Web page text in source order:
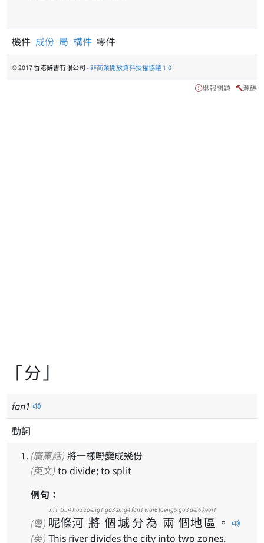
機件 成份 局 構件 零件
© 2017 香港辭書有限公司 -非商業開放資料授權協議 1.0
舉報問題 源碼
「分」
fan1
動詞
(廣東話) 將一樣嘢變成幾份
(英文) to divide; to split
例句：
(粵) 呢
ni1
條
tiu4
河
ho2
將
zoeng1
個
go3
城
sing4
分
fan1
為
wai6
兩
loeng5
個
go3
地
dei6
區
keoi1
。
(英) This river divides the city into two zones.